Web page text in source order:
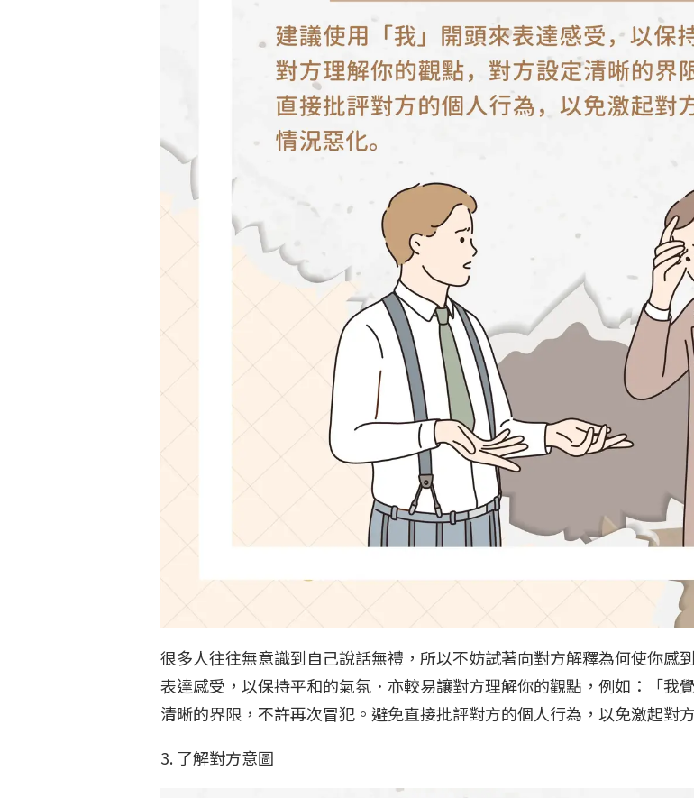
很多人往往無意識到自己說話無禮，所以不妨試著向對方解釋為何使你感
表達感受，以保持平和的氣氛．亦較易讓對方理解你的觀點，例如：「我
清晰的界限，不許再次冒犯。避免直接批評對方的個人行為，以免激起對
3. 了解對方意圖